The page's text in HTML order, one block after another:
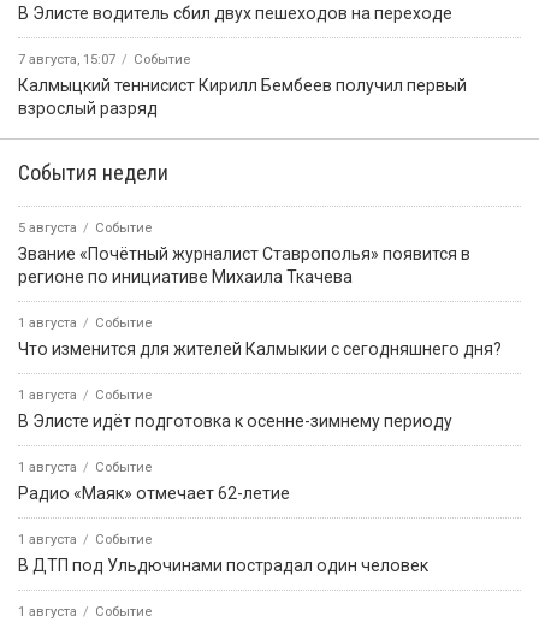
В Элисте водитель сбил двух пешеходов на переходе
7 августа, 15:07 Событие
Калмыцкий теннисист Кирилл Бембеев получил первый
взрослый разряд
События недели
5 августа Событие
Звание «Почётный журналист Ставрополья» появится в
регионе по инициативе Михаила Ткачева
1 августа Событие
Что изменится для жителей Калмыкии с сегодняшнего дня?
1 августа Событие
В Элисте идёт подготовка к осенне-зимнему периоду
1 августа Событие
Радио «Маяк» отмечает 62-летие
1 августа Событие
В ДТП под Ульдючинами пострадал один человек
1 августа Событие